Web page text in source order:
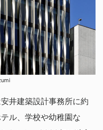
井建築設計事務所に約
ル、学校や幼稚園な